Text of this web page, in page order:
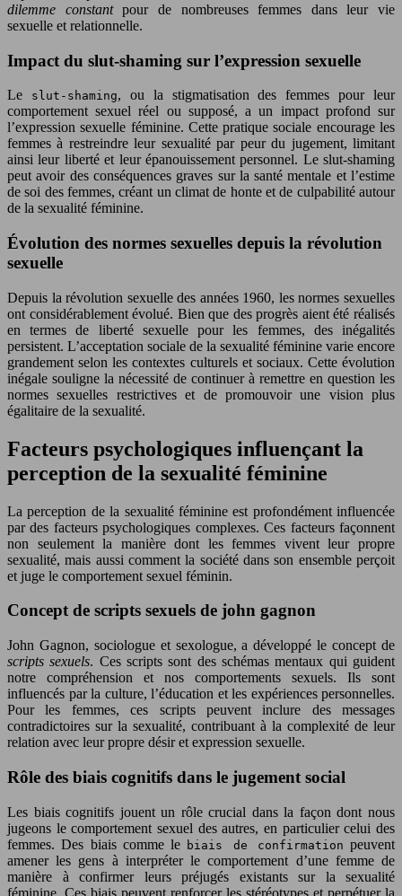
dilemme constantpour de nombreuses femmes dans leur vie
sexuelle et relationnelle.
Impact du slut-shaming sur l’expression sexuelle
Le slut-shaming, ou la stigmatisation des femmes pour leur
comportement sexuel réel ou supposé, a un impact profond sur
l’expression sexuelle féminine. Cette pratique sociale encourage les
femmes à restreindre leur sexualité par peur du jugement, limitant
ainsi leur liberté et leur épanouissement personnel. Le slut-shaming
peut avoir des conséquences graves sur la santé mentale et l’estime
de soi des femmes, créant un climat de honte et de culpabilité autour
de la sexualité féminine.
Évolution des normes sexuelles depuis la révolution
sexuelle
Depuis la révolution sexuelle des années 1960, les normes sexuelles
ont considérablement évolué. Bien que des progrès aient été réalisés
en termes de liberté sexuelle pour les femmes, des inégalités
persistent. L’acceptation sociale de la sexualité féminine varie encore
grandement selon les contextes culturels et sociaux. Cette évolution
inégale souligne la nécessité de continuer à remettre en question les
normes sexuelles restrictives et de promouvoir une vision plus
égalitaire de la sexualité.
Facteurs psychologiques influençant la
perception de la sexualité féminine
La perception de la sexualité féminine est profondément influencée
par des facteurs psychologiques complexes. Ces facteurs façonnent
non seulement la manière dont les femmes vivent leur propre
sexualité, mais aussi comment la société dans son ensemble perçoit
et juge le comportement sexuel féminin.
Concept de scripts sexuels de john gagnon
John Gagnon, sociologue et sexologue, a développé le concept de
scripts sexuels. Ces scripts sont des schémas mentaux qui guident
notre compréhension et nos comportements sexuels. Ils sont
influencés par la culture, l’éducation et les expériences personnelles.
Pour les femmes, ces scripts peuvent inclure des messages
contradictoires sur la sexualité, contribuant à la complexité de leur
relation avec leur propre désir et expression sexuelle.
Rôle des biais cognitifs dans le jugement social
Les biais cognitifs jouent un rôle crucial dans la façon dont nous
jugeons le comportement sexuel des autres, en particulier celui des
femmes. Des biais comme le biais de confirmation peuvent
amener les gens à interpréter le comportement d’une femme de
manière à confirmer leurs préjugés existants sur la sexualité
féminine. Ces biais peuvent renforcer les stéréotypes et perpétuer la